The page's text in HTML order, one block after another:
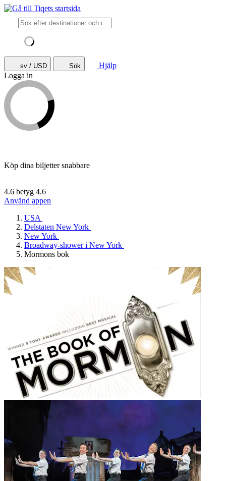
sv / USD Sök
Hjälp
Logga in
Köp dina biljetter snabbare
4.6 betyg 4.6
Använd appen
USA
Delstaten New York
New York
Broadway-shower i New York
Mormons bok